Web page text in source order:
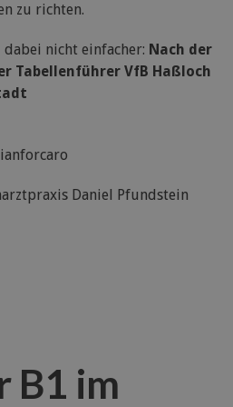
zu richten.
dabei nicht einfacher: Nach der
Tabellenführer VfB Haßloch
Daniel Pfundstein
B1 im